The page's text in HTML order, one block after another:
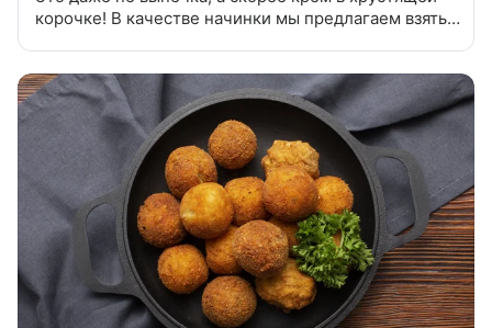
корочке! В качестве начинки мы предлагаем взять
крем в хрустящей коро